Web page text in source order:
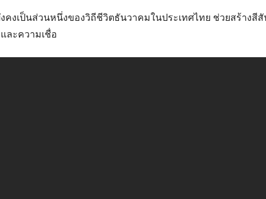
งเป็นส่วนหนึ่งของวิถีชีวิตธันวาคมในประเทศไทย ช่วยสร้าง
ละความเชื่อ